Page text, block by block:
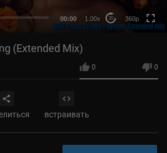
00:00 1.00x 20 360p
(Extended Mix)
0 0
встраивать